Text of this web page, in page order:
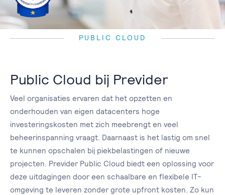
PUBLIC CLOUD
Public Cloud bij Previder
Veel organisaties ervaren dat het opzetten en
onderhouden van eigen datacenters hoge
investeringskosten met zich meebrengt en veel
beheerinspanning vraagt. Daarnaast is het lastig om snel
te kunnen opschalen bij piekbelastingen of nieuwe
projecten. Previder Public Cloud biedt een oplossing voor
deze uitdagingen door een schaalbare en flexibele IT-
omgeving te leveren zonder grote upfront kosten. Zo kun